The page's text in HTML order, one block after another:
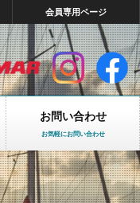
会員専用ページ
お問い合わせ
お気軽にお問い合わせ